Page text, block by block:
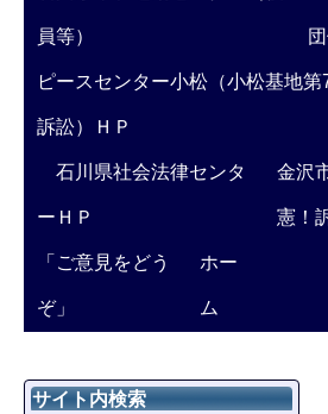
員等）
ピースセンター小松（小松基地第
訴訟）ＨＰ
石川県社会法律センタ
ーＨＰ
金沢
憲！
「ご意見をどう
ぞ」
ホー
ム
サイト内検索